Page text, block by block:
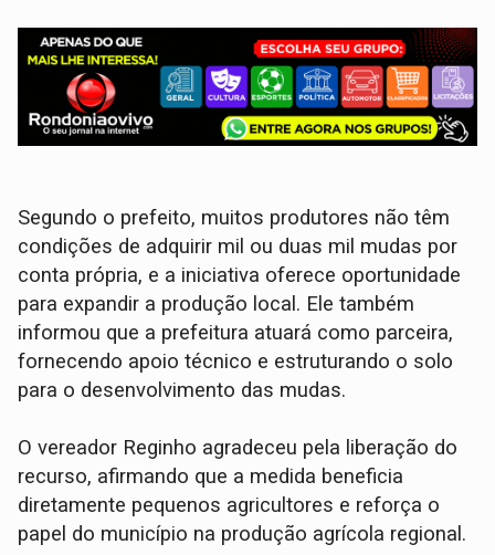
Segundo o prefeito, muitos produtores não têm
condições de adquirir mil ou duas mil mudas por
conta própria, e a iniciativa oferece oportunidade
para expandir a produção local. Ele também
informou que a prefeitura atuará como parceira,
fornecendo apoio técnico e estruturando o solo
para o desenvolvimento das mudas.
O vereador Reginho agradeceu pela liberação do
recurso, afirmando que a medida beneficia
diretamente pequenos agricultores e reforça o
papel do município na produção agrícola regional.